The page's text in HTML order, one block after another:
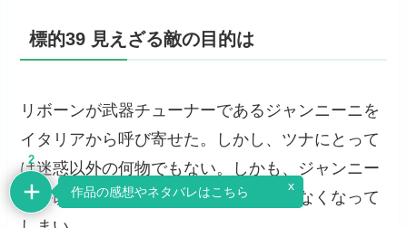
標的39 見えざる敵の目的は
リボーンが武器チューナーであるジャンニーニを
イタリアから呼び寄せた。しかし、ツナにとって
は迷惑以外の何物でもない。しかも、ジャンニー
ニが改造した武器は全部使い物にならなくなって
2
作品の感想やネタバレはこちら x